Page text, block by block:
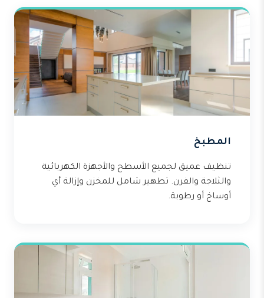
المطبخ
تنظيف عميق لجميع الأسطح والأجهزة الكهربائية
والثلاجة والفرن. تطهير شامل للمخزن وإزالة أي
أوساخ أو رطوبة.